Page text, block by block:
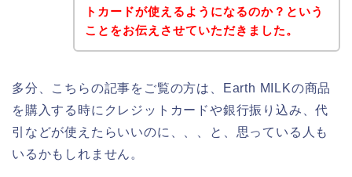
トカードが使えるようになるのか？という
ことをお伝えさせていただきました。
多分、こちらの記事をご覧の方は、Earth MILKの商品
を購入する時にクレジットカードや銀行振り込み、代
引などが使えたらいいのに、、、と、思っている人も
いるかもしれません。